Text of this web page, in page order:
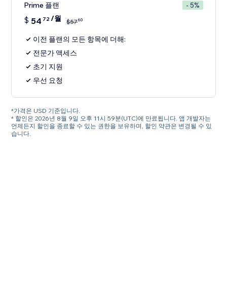
Prime 플랜 - 5%
$ 54 72/월 $5760
이전 플랜의 모든 항목에 더해:
전문가 액세스
초기 지원
우선 요청
*가격은 USD 기준입니다.
* 할인은 2026년 8월 9일 오후 11시 59분(UTC)에 만료됩니다. 앱 개발자는
언제든지 할인을 종료할 수 있는 권한을 보유하며, 할인 약관은 변경될 수 있
습니다.